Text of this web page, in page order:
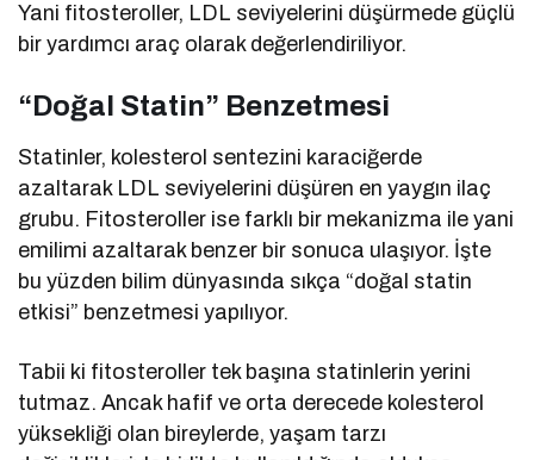
Yani fitosteroller, LDL seviyelerini düşürmede güçlü
bir yardımcı araç olarak değerlendiriliyor.
“Doğal Statin” Benzetmesi
Statinler, kolesterol sentezini karaciğerde
azaltarak LDL seviyelerini düşüren en yaygın ilaç
grubu. Fitosteroller ise farklı bir mekanizma ile yani
emilimi azaltarak benzer bir sonuca ulaşıyor. İşte
bu yüzden bilim dünyasında sıkça “doğal statin
etkisi” benzetmesi yapılıyor.
Tabii ki fitosteroller tek başına statinlerin yerini
tutmaz. Ancak hafif ve orta derecede kolesterol
yüksekliği olan bireylerde, yaşam tarzı